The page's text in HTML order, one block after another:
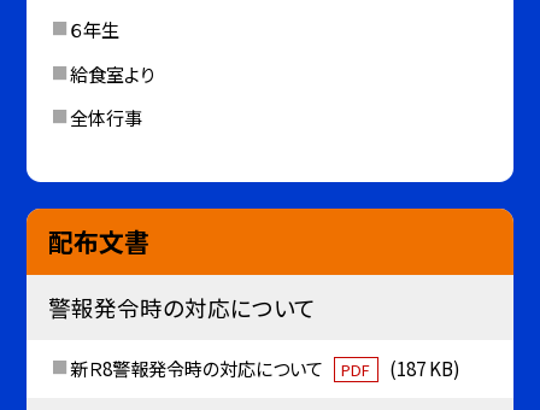
６年生
給食室より
全体行事
配布文書
警報発令時の対応について
新Ｒ8警報発令時の対応について PDF (187 KB)